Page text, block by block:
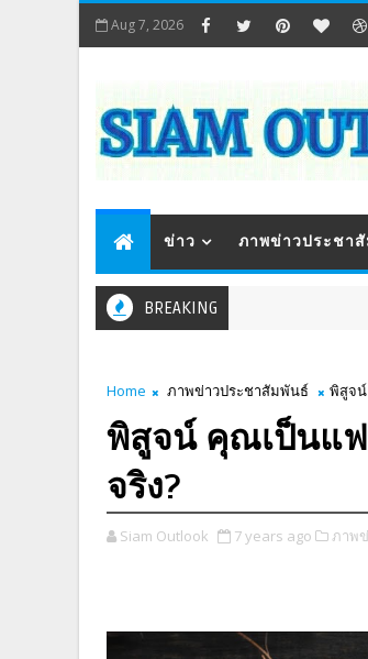
Aug 7, 2026
ข่าว ภาพข่าวประชา
BREAKING
Home ภาพข่าวประชาสัมพันธ์ พิสูจน์
พิสูจน์ คุณเป็นแ
จริง?
Siam Outlook 7 years ago ภาพ